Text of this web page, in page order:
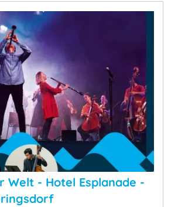
Welt - Hotel Esplanade -